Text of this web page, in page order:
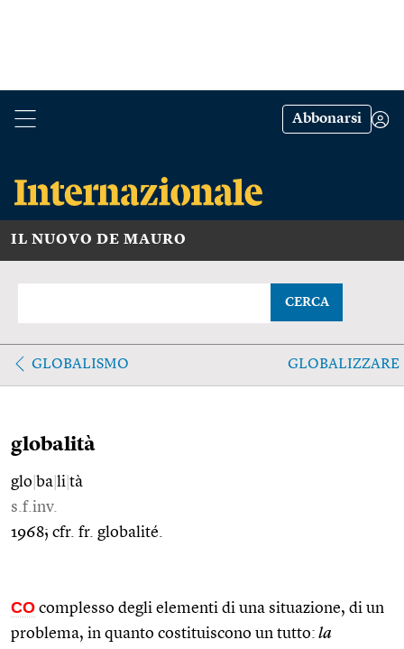
Abbonarsi
IL NUOVO DE MAURO
CERCA
GLOBALISMO GLOBALIZZARE
globalità
glo ba li tà
s.f.inv.
1968; cfr. fr. globalité.
CO complesso degli elementi di una situazione, di un
problema, in quanto costituiscono un tutto: la